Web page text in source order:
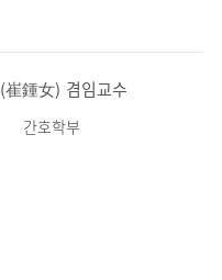
(崔鍾女) 겸임교수
간호학부